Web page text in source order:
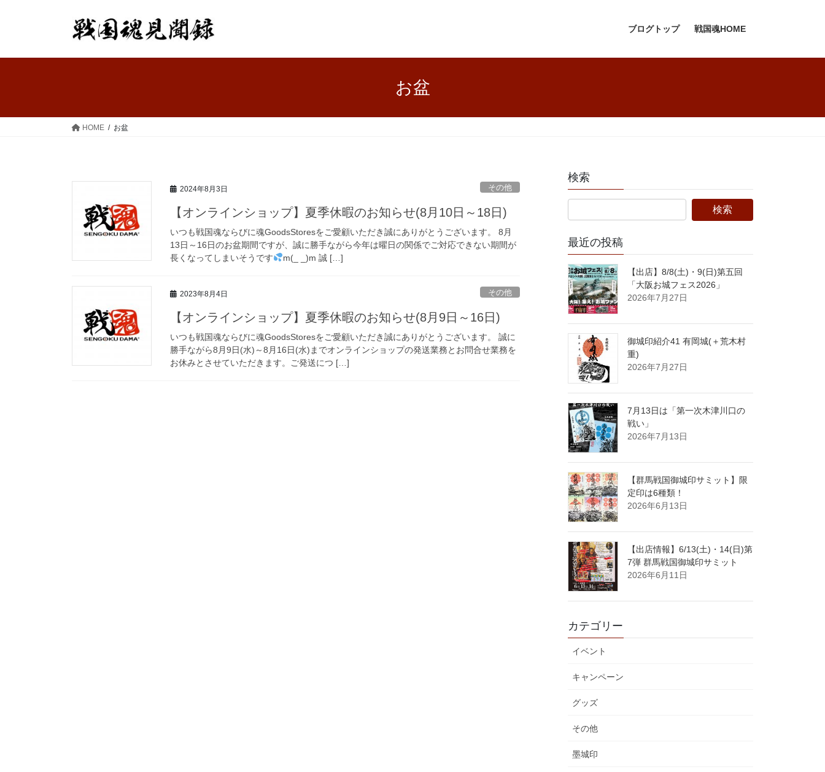
ブログトップ 戦国魂HOME
お盆
HOME お盆
2024年8月3日 その他
【オンラインショップ】夏季休暇のお知らせ(8月10日～18日)
いつも戦国魂ならびに魂GoodsStoresをご愛顧いただき誠にありがとうございます。 8月
13日～16日のお盆期間ですが、誠に勝手ながら今年は曜日の関係でご対応できない期間が
長くなってしまいそうです
m(_ _)m 誠 […]
2023年8月4日 その他
【オンラインショップ】夏季休暇のお知らせ(8月9日～16日)
いつも戦国魂ならびに魂GoodsStoresをご愛顧いただき誠にありがとうございます。 誠に
勝手ながら8月9日(水)～8月16日(水)までオンラインショップの発送業務とお問合せ業務を
お休みとさせていただきます。ご発送につ […]
検索
最近の投稿
【出店】8/8(土)・9(日)第五回
「大阪お城フェス2026」
2026年7月27日
御城印紹介41 有岡城(＋荒木村
重)
2026年7月27日
7月13日は「第一次木津川口の
戦い」
2026年7月13日
【群馬戦国御城印サミット】限
定印は6種類！
2026年6月13日
【出店情報】6/13(土)・14(日)第
7弾 群馬戦国御城印サミット
2026年6月11日
カテゴリー
イベント
キャンペーン
グッズ
その他
墨城印